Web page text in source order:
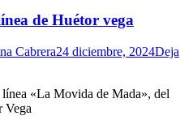
de Huétor vega
Cabrera24 diciembre, 2024Deja
«La Movida de Mada», del
Vega